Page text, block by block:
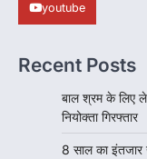
3
youtube
Recent Posts
बाल श्रम के लिए
नियोक्ता गिरफ्तार
8 साल का इंतजार